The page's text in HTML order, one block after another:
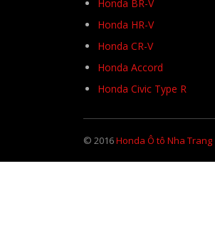
Honda BR-V
Honda HR-V
Honda CR-V
Honda Accord
Honda Civic Type R
© 2016Honda Ô tô Nha Trang